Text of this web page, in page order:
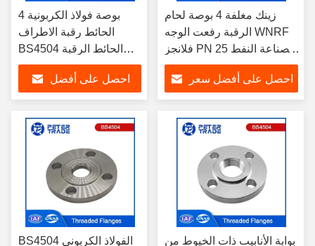
4 بوصة فولاذ الكربونية
الحائط رقبة الاطراف
BS4504 الحائط الرقبة
رفعت الوجه WNRF
الاطراف PN 25 رمز 111
لصناعة النفط والغاز
احصل على أفضل
زينك مغلفة 4 بوصة لحام
الرقبة رفعت الوجه WNRF
فلانجز PN 25 لصناعة النفط
والغاز
احصل على أفضل سعر
BS4504 الفولاذ الكربوني
بوابة الأنابيب ذات الخيوط من